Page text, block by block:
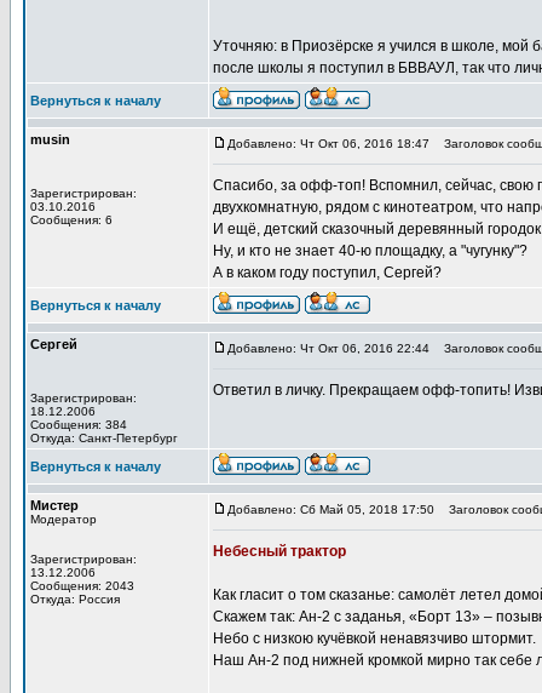
Уточняю: в Приозёрске я учился в школе, мой
после школы я поступил в БВВАУЛ, так что
Вернуться к началу
musin
Зарегистрирован:
03.10.2016
Сообщения: 6
Добавлено: Чт Окт 06, 2016 18:47 Заголовок
Спасибо, за офф-топ! Вспомнил, сейчас, свою
двухкомнатную, рядом с кинотеатром, что
И ещё, детский сказочный деревянный
Ну, и кто не знает 40-ю площадку, а "чугунку"?
А в каком году поступил, Сергей?
Вернуться к началу
Сергей
Зарегистрирован:
18.12.2006
Сообщения: 384
Откуда: Санкт-Петербург
Добавлено: Чт Окт 06, 2016 22:44 Заголовок
Ответил в личку. Прекращаем офф-топить!
Вернуться к началу
Мистер
Модератор
Зарегистрирован:
13.12.2006
Сообщения: 2043
Откуда: Россия
Добавлено: Сб Май 05, 2018 17:50 Заголовок
Небесный трактор
Как гласит о том сказанье: самолёт летел
Скажем так: Ан-2 с заданья, «Борт 13» –
Небо с низкою кучёвкой ненавязчиво штормит.
Наш Ан-2 под нижней кромкой мирно так себе